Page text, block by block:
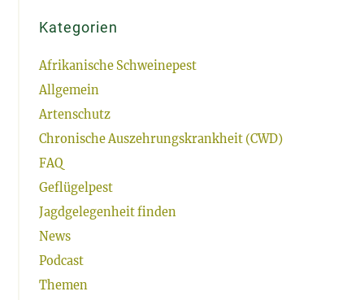
Kategorien
Afrikanische Schweinepest
Allgemein
Artenschutz
Chronische Auszehrungskrankheit (CWD)
FAQ
Geflügelpest
Jagdgelegenheit finden
News
Podcast
Themen